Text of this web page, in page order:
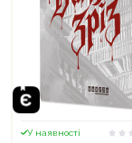
У наявності